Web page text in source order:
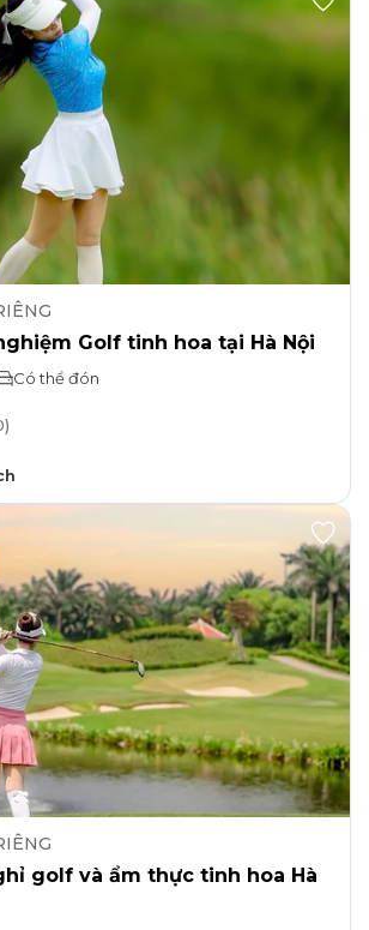
Golf tinh hoa tại Hà Nội
Có thể đón
)
golf và ẩm thực tinh hoa Hà